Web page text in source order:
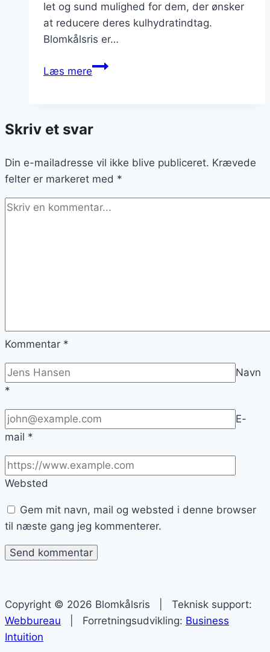
let og sund mulighed for dem, der ønsker
at reducere deres kulhydratindtag.
Blomkålsris er…
Læs mereBlomkålsris
parmesan
Skriv et svar
Din e-mailadresse vil ikke blive publiceret. Krævede
felter er markeret med *
Kommentar *
Navn
*
E-
mail *
Websted
Gem mit navn, mail og websted i denne browser
til næste gang jeg kommenterer.
Copyright © 2026 Blomkålsris | Teknisk support:
Webbureau | Forretningsudvikling: Business
Intuition